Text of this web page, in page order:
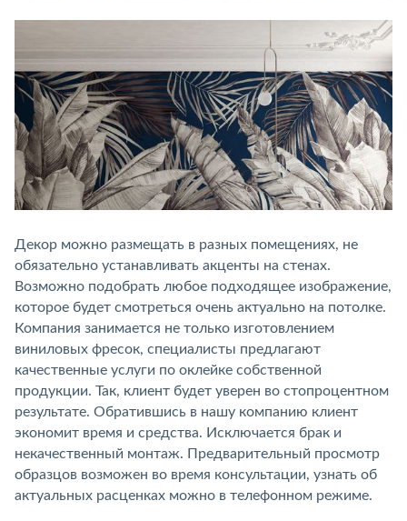
Декор можно размещать в разных помещениях, не
обязательно устанавливать акценты на стенах.
Возможно подобрать любое подходящее изображение,
которое будет смотреться очень актуально на потолке.
Компания занимается не только изготовлением
виниловых фресок, специалисты предлагают
качественные услуги по оклейке собственной
продукции. Так, клиент будет уверен во стопроцентном
результате. Обратившись в нашу компанию клиент
экономит время и средства. Исключается брак и
некачественный монтаж. Предварительный просмотр
образцов возможен во время консультации, узнать об
актуальных расценках можно в телефонном режиме.